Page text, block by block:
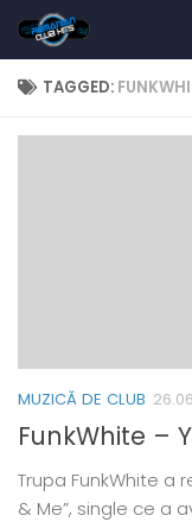
Skip to content
TAGGED:
MUZICĂ DE CLUB
FunkWhite –
Trupa FunkWhite a
& Me”, single ce a